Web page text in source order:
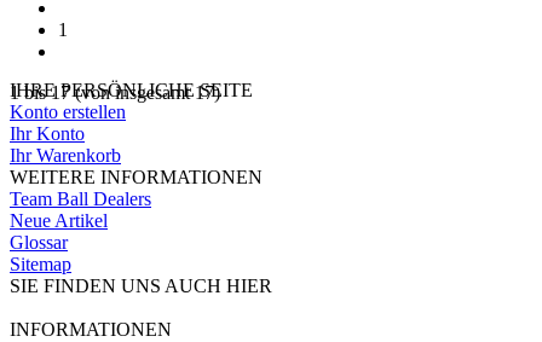
1
1bis17(von insgesamt17)
IHRE PERSÖNLICHE SEITE
Konto erstellen
Ihr Konto
Ihr Warenkorb
WEITERE INFORMATIONEN
Team Ball Dealers
Neue Artikel
Glossar
Sitemap
SIE FINDEN UNS AUCH HIER
INFORMATIONEN